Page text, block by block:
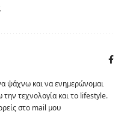
ψάχνω και να ενημερώνομαι
τεχνολογία και το lifestyle.
στο mail μου